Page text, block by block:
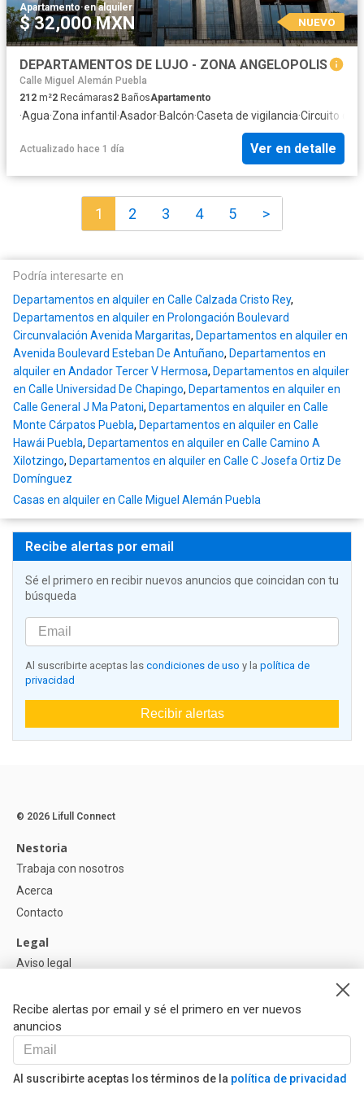
Apartamento·en alquiler
$ 32,000 MXN NUEVO
DEPARTAMENTOS DE LUJO - ZONA ANGELOPOLIS
Calle Miguel Alemán Puebla
212 m²2 Recámaras2 BañosApartamento
·Agua·Zona infantil ·Asador·Balcón·Caseta de vigilancia·Circuito
Actualizado hace 1 día Ver en detalle
1 2 3 4 5 >
Podría interesarte en
Departamentos en alquiler en Calle Calzada Cristo Rey,
Departamentos en alquiler en Prolongación Boulevard
Circunvalación Avenida Margaritas, Departamentos en alquiler en
Avenida Boulevard Esteban De Antuñano, Departamentos en
alquiler en Andador Tercer V Hermosa, Departamentos en alquiler
en Calle Universidad De Chapingo, Departamentos en alquiler en
Calle General J Ma Patoni, Departamentos en alquiler en Calle
Monte Cárpatos Puebla, Departamentos en alquiler en Calle
Hawái Puebla, Departamentos en alquiler en Calle Camino A
Xilotzingo, Departamentos en alquiler en Calle C Josefa Ortiz De
Domínguez
Casas en alquiler en Calle Miguel Alemán Puebla
Recibe alertas por email
Sé el primero en recibir nuevos anuncios que coincidan con tu
búsqueda
Al suscribirte aceptas las condiciones de uso y la política de
privacidad
Recibir alertas
Recibe alertas por email y sé el primero en ver nuevos
anuncios
Al suscribirte aceptas los términos de la política de privacidad
© 2026 Lifull Connect
Nestoria
Trabaja con nosotros
Acerca
Contacto
Legal
Aviso legal
Política de Cookies
Ayuda
Preguntas
Nuestros Partners